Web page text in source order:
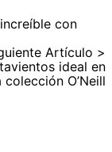
con
Artículo >
ideal en
colección O’Neill